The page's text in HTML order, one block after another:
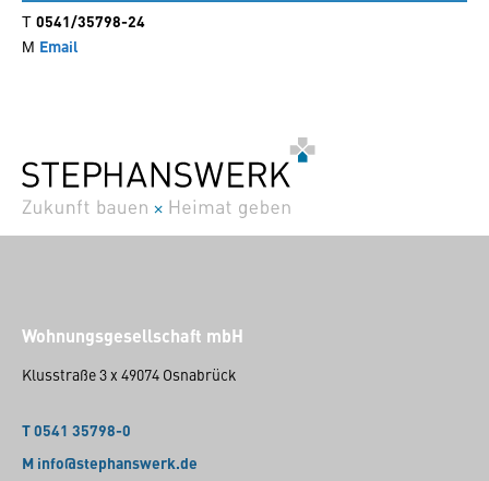
0541/35798-24
Email
Wohnungsgesellschaft mbH
Klusstraße 3 x 49074 Osnabrück
T 0541 35798-0
M info@stephanswerk.de